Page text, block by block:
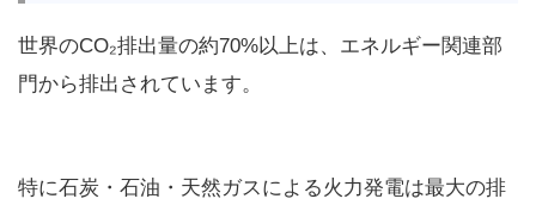
世界のCO₂排出量の約70%以上は、エネルギー関連部
門から排出されています。
特に石炭・石油・天然ガスによる火力発電は最大の排